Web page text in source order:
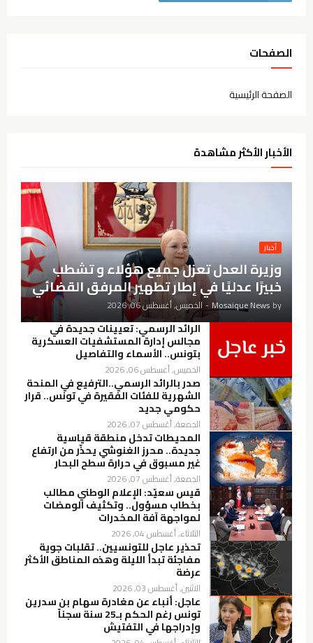
الصفحات
الصفحة الرئيسية
الأخبار الأكثر مشاهدة
أخبار
وزيرة العدل تعزل جميع هؤلاء و تشطب
خبيرًا عدليًا في إطار تطهير المرفق القضائي
by
Mosaique News
- الخميس, أغسطس 06, 2026
الرائد الرسمي: تعيينات جديدة في
مجالس إدارة المستشفيات العسكرية
بتونس.. الأسماء والتفاصيل
الخميس, أغسطس 06, 2026
صدر بالرائد الرسمي..الترفيع في المنحة
الشهرية للفئات الفقيرة في تونس.. قرار
حكومي جديد
الجمعة, أغسطس 07, 2026
المحيطات تدخل منطقة قياسية
جديدة.. محرز الغنوشي يحذّر من ارتفاع
غير مسبوق في حرارة سطح البحار
الجمعة, أغسطس 07, 2026
قيس سعيّد: الإعلام الوطني مطالب
بخطاب مسؤول.. وتكثيف الومضات
لمواجهة آفة المخدرات
الثلاثاء, أغسطس 04, 2026
تحذير عاجل للتونسيين.. تقلبات جوية
مفاجئة تبدأ الليلة وهذه المناطق الأكثر
عرضة
الاثنين, أغسطس 03, 2026
عاجل: أنباء عن مغادرة سهام بن سدرين
تونس رغم الحكم بـ25 سنة سجناً
وإدراجها في التفتيش